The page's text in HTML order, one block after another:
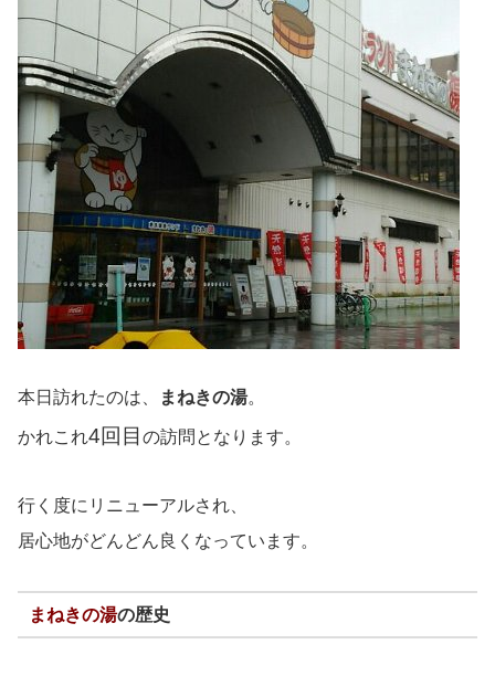
本日訪れたのは、 まねきの湯。
かれこれ4回目 の訪問となります。
行く度にリニューアルされ、
居心地がどんどん良くなっています。
まねきの湯の歴史